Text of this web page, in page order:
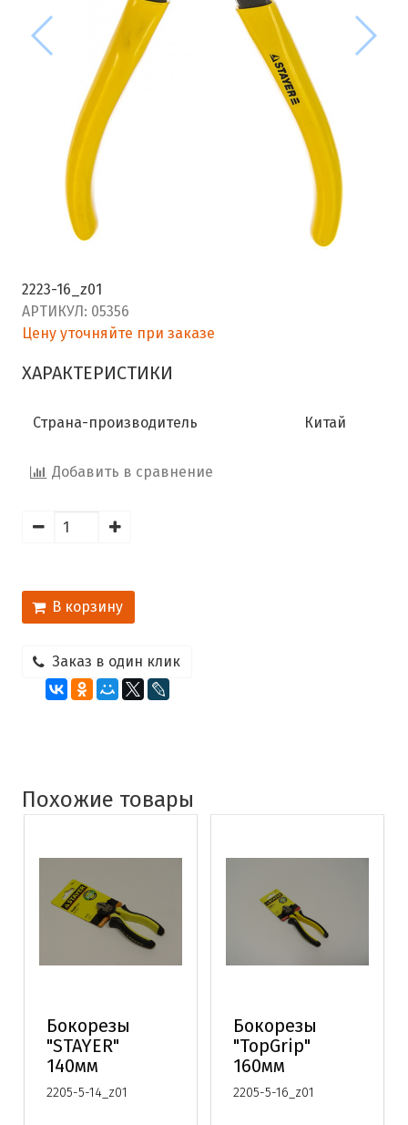
2223-16_z01
АРТИКУЛ: 05356
Цену уточняйте при заказе
ХАРАКТЕРИСТИКИ
Страна-производитель Китай
Добавить в сравнение
В корзину
Заказ в один клик
Похожие товары
Бокорезы
"STAYER"
140мм
2205-5-14_z01
Бокорезы
"TopGrip"
160мм
2205-5-16_z01